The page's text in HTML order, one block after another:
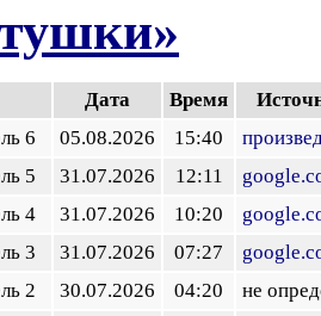
Дата Время
6
05.08.2026 15:40
5
31.07.2026 12:11
4
31.07.2026 10:20
3
31.07.2026 07:27
2
30.07.2026 04:20
не